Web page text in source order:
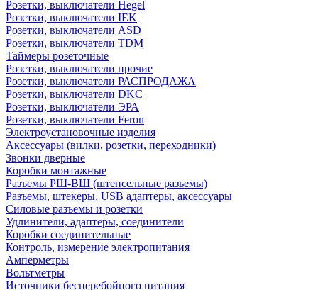
Розетки, выключатели Hegel
Розетки, выключатели IEK
Розетки, выключатели ASD
Розетки, выключатели TDM
Таймеры розеточные
Розетки, выключатели прочие
Розетки, выключатели РАСПРОДАЖА
Розетки, выключатели DKC
Розетки, выключатели ЭРА
Розетки, выключатели Feron
Электроустановочные изделия
Аксессуары (вилки, розетки, переходники)
Звонки дверные
Коробки монтажные
Разъемы РШ-ВШ (штепсельные разьемы)
Разъемы, штекеры, USB адаптеры, аксессуары
Силовые разъемы и розетки
Удлинители, адаптеры, соединители
Коробки соединительные
Контроль, измерение электропитания
Амперметры
Вольтметры
Источники бесперебойного питания